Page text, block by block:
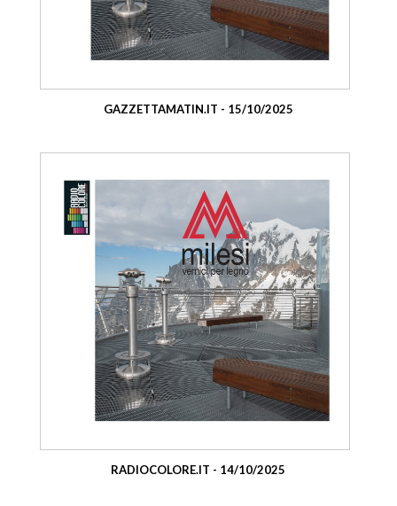
GAZZETTAMATIN.IT - 15/10/2025
RADIOCOLORE.IT - 14/10/2025